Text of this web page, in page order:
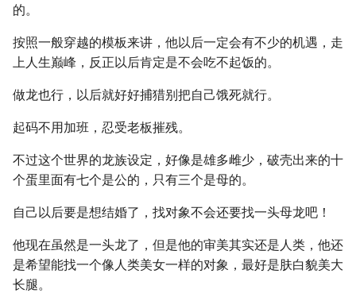
的。
按照一般穿越的模板来讲，他以后一定会有不少的机遇，走
上人生巅峰，反正以后肯定是不会吃不起饭的。
做龙也行，以后就好好捕猎别把自己饿死就行。
起码不用加班，忍受老板摧残。
不过这个世界的龙族设定，好像是雄多雌少，破壳出来的十
个蛋里面有七个是公的，只有三个是母的。
自己以后要是想结婚了，找对象不会还要找一头母龙吧！
他现在虽然是一头龙了，但是他的审美其实还是人类，他还
是希望能找一个像人类美女一样的对象，最好是肤白貌美大
长腿。